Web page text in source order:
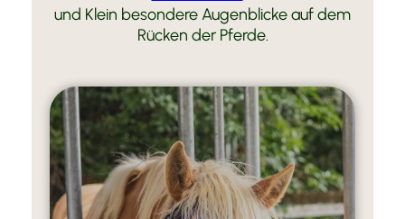
und Klein besondere Augenblicke auf dem
Rücken der Pferde.